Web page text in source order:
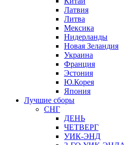
Латвия
Литва
Мексика
Нидерланды
Новая Зеландия
Украина
Франция
Эстония
Ю.Корея
Япония
Лучшие сборы
СНГ
ДЕНЬ
ЧЕТВЕРГ
УИК-ЭНД